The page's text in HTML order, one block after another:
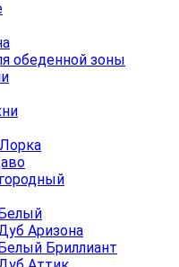
обеденной зоны
Белый
Аризона
Бриллиант